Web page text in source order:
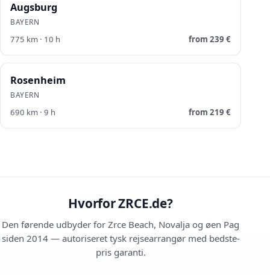
Augsburg
BAYERN
775 km · 10 h from 239 €
Rosenheim
BAYERN
690 km · 9 h from 219 €
Hvorfor ZRCE.de?
Den førende udbyder for Zrce Beach, Novalja og øen Pag
siden 2014 — autoriseret tysk rejsearrangør med bedste-
pris garanti.